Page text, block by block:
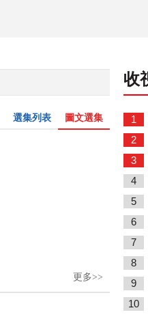
圖文選集
選集列表
更多>>
收
1
2
3
4
5
6
7
8
9
10